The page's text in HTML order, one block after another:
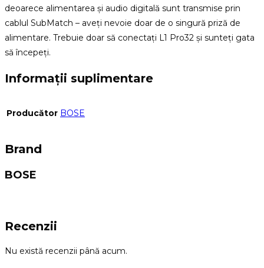
deoarece alimentarea și audio digitală sunt transmise prin
cablul SubMatch – aveți nevoie doar de o singură priză de
alimentare. Trebuie doar să conectați L1 Pro32 și sunteți gata
să începeți.
Informații suplimentare
Producător BOSE
Brand
BOSE
Recenzii
Nu există recenzii până acum.